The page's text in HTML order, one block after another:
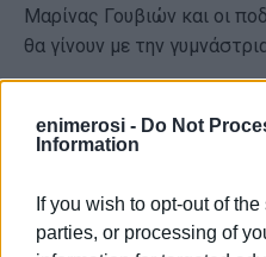
enimerosi - Do Not
Information
If you wish to opt-out of
parties, or processing of
Μαρίνας Γουβιών και οι
θα γίνουν με την